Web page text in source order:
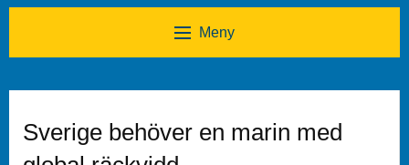
Meny
Sverige behöver en marin med